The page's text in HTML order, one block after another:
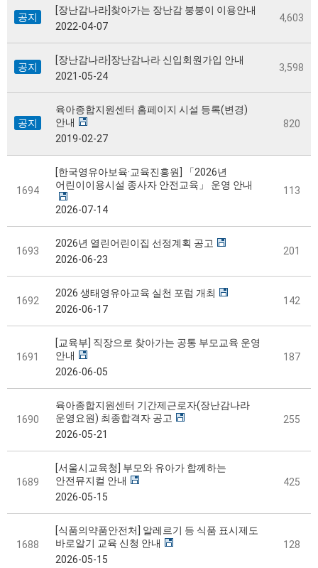
공지
[장난감나라]찾아가는 장난감 붕붕이 이용안내
2022-04-07
4,603
공지
[장난감나라]장난감나라 신입회원가입 안내
2021-05-24
3,598
공지
육아종합지원센터 홈페이지 시설 등록(변경)
안내
2019-02-27
820
1694
[한국영유아보육·교육진흥원] 「2026년
어린이이용시설 종사자 안전교육」 운영 안내
2026-07-14
113
1693
2026년 열린어린이집 선정계획 공고
2026-06-23
201
1692
2026 생태영유아교육 실천 포럼 개최
2026-06-17
142
1691
[교육부] 직장으로 찾아가는 공통 부모교육 운영
안내
2026-06-05
187
1690
육아종합지원센터 기간제근로자(장난감나라
운영요원) 최종합격자 공고
2026-05-21
255
1689
[서울시교육청] 부모와 유아가 함께하는
안전뮤지컬 안내
2026-05-15
425
1688
[식품의약품안전처] 알레르기 등 식품 표시제도
바로알기 교육 신청 안내
2026-05-15
128